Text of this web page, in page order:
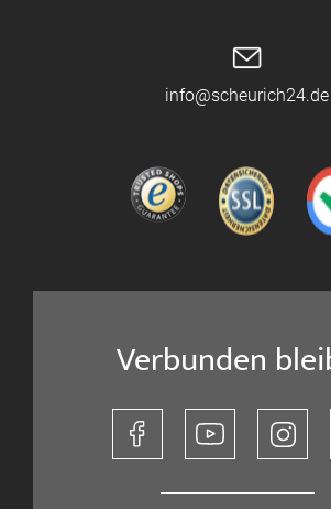
info@scheurich24.de
Verbunden